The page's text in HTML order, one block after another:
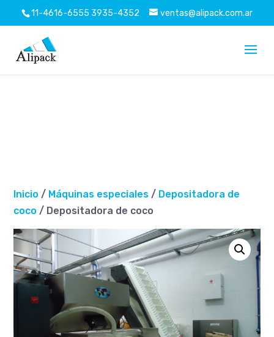
Pegue también este código inmediatamente después
de la etiqueta de apertura:
11-4616-6555 3935-4352 ventas@alipack.com.ar
Inicio / Máquinas especiales / Depositadora de
coco / Depositadora de coco